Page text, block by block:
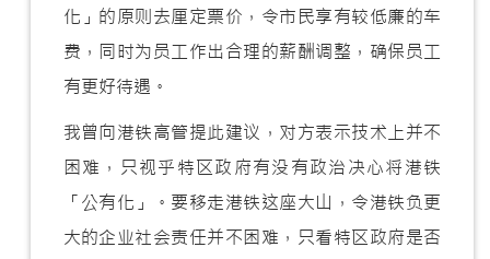
化」的原则去厘定票价，令市民享有较低廉的车
费，同时为员工作出合理的薪酬调整，确保员工
有更好待遇。
我曾向港铁高管提此建议，对方表示技术上并不
困难，只视乎特区政府有没有政治决心将港铁
「公有化」。要移走港铁这座大山，令港铁负更
大的企业社会责任并不困难，只看特区政府是否